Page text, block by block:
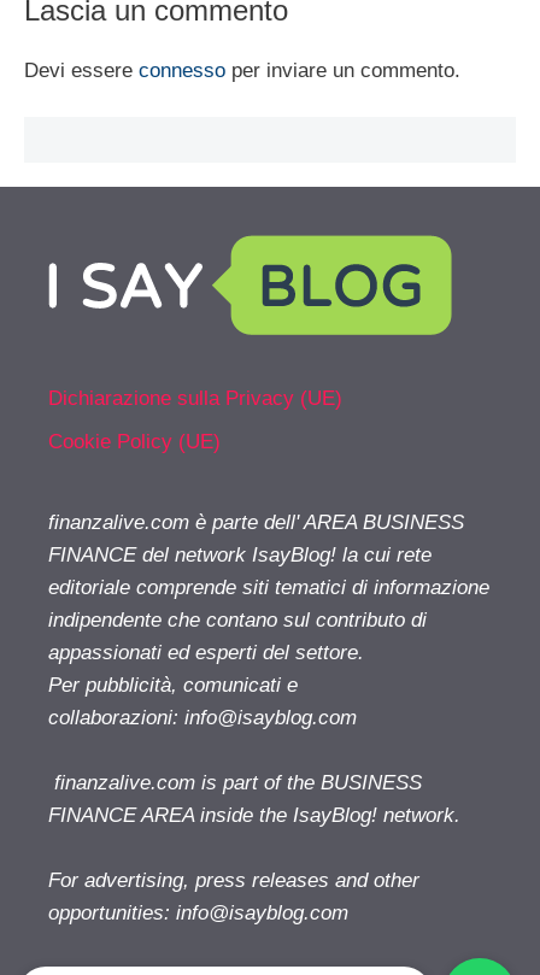
Lascia un commento
Devi essere connesso per inviare un commento.
Dichiarazione sulla Privacy (UE)
Cookie Policy (UE)
finanzalive.com è parte dell' AREA BUSINESS
FINANCE del network IsayBlog! la cui rete
editoriale comprende siti tematici di informazione
indipendente che contano sul contributo di
appassionati ed esperti del settore.
Per pubblicità, comunicati e
collaborazioni: info@isayblog.com
finanzalive.com is part of the BUSINESS
FINANCE AREA inside the IsayBlog! network.
For advertising, press releases and other
opportunities: info@isayblog.com